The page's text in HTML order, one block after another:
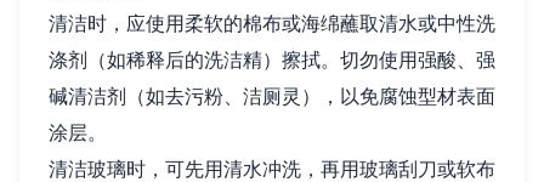
清洁时，应使用柔软的棉布或海绵蘸取清水或中性洗
涤剂（如稀释后的洗洁精）擦拭。切勿使用强酸、强
碱清洁剂（如去污粉、洁厕灵），以免腐蚀型材表面
涂层。
清洁玻璃时，可先用清水冲洗，再用玻璃刮刀或软布